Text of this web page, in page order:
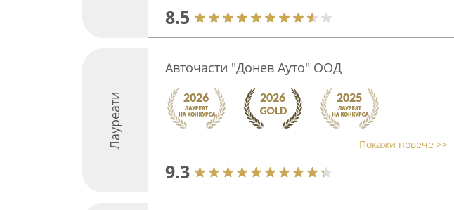
8.5
Лауреати
Авточасти "Донев Ауто" ООД
Покажи повече >>
9.3